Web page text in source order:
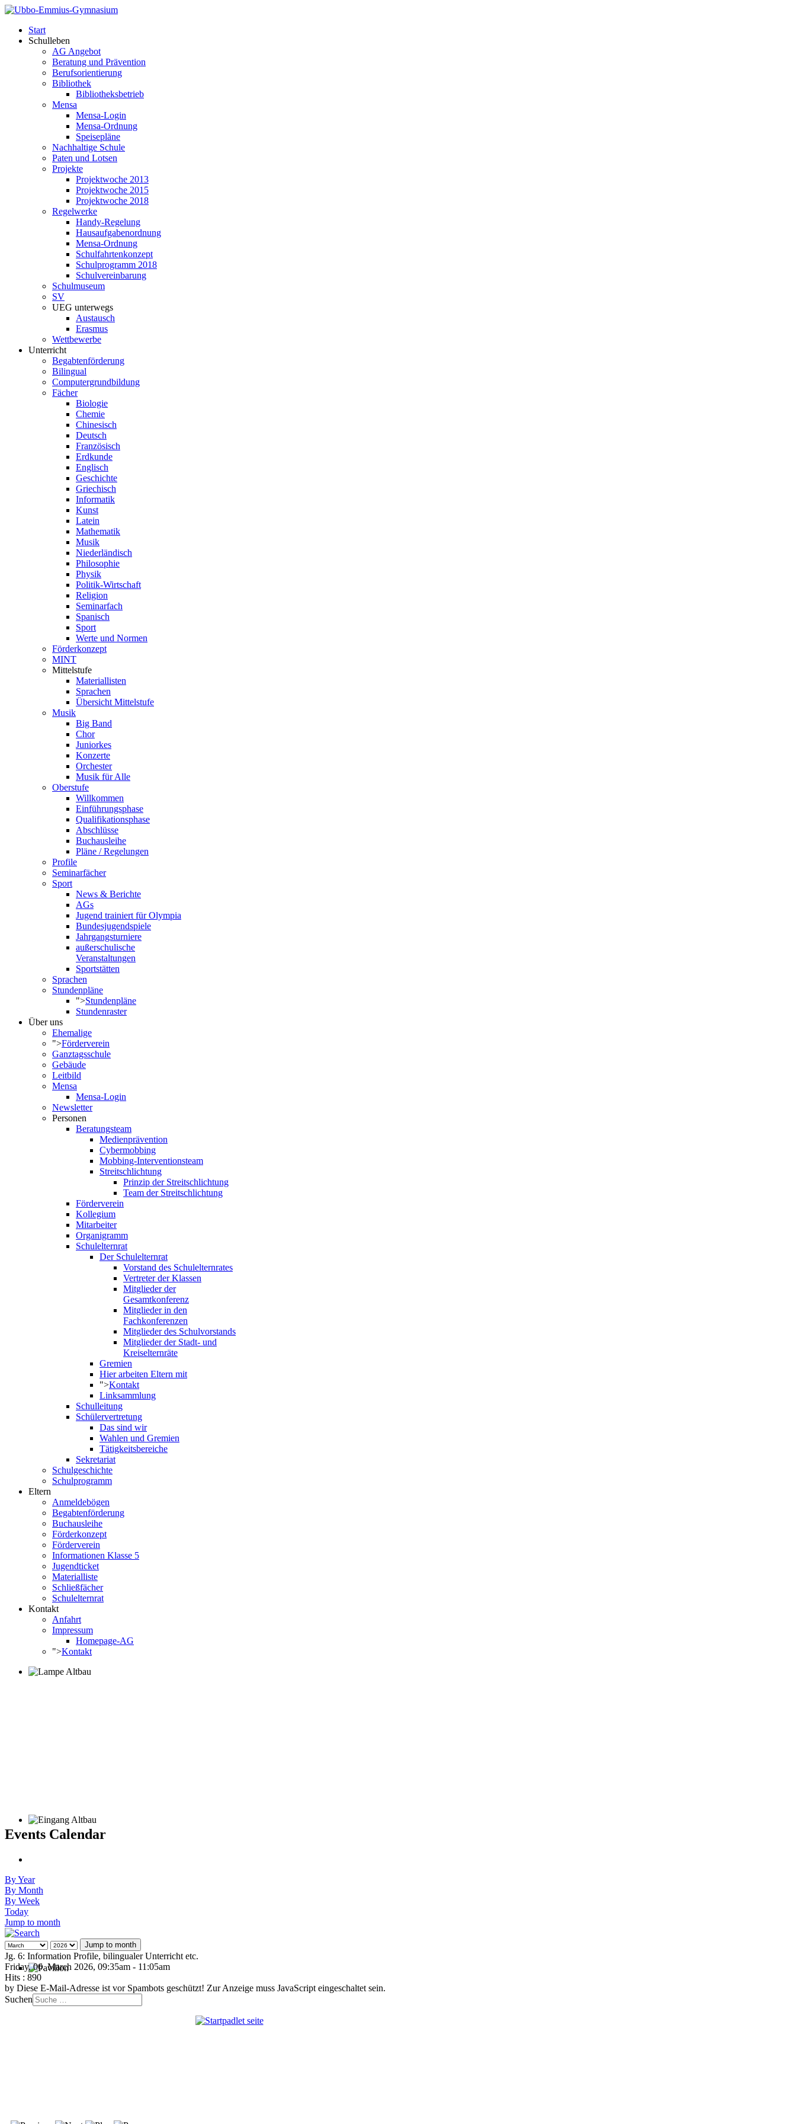
Start
Schulleben
AG Angebot
Beratung und Prävention
Berufsorientierung
Bibliothek
Bibliotheksbetrieb
Mensa
Mensa-Login
Mensa-Ordnung
Speisepläne
Nachhaltige Schule
Paten und Lotsen
Projekte
Projektwoche 2013
Projektwoche 2015
Projektwoche 2018
Regelwerke
Handy-Regelung
Hausaufgabenordnung
Mensa-Ordnung
Schulfahrtenkonzept
Schulprogramm 2018
Schulvereinbarung
Schulmuseum
SV
UEG unterwegs
Austausch
Erasmus
Wettbewerbe
Unterricht
Begabtenförderung
Bilingual
Computergrundbildung
Fächer
Biologie
Chemie
Chinesisch
Deutsch
Französisch
Erdkunde
Englisch
Geschichte
Griechisch
Informatik
Kunst
Latein
Mathematik
Musik
Niederländisch
Philosophie
Physik
Politik-Wirtschaft
Religion
Seminarfach
Spanisch
Sport
Werte und Normen
Förderkonzept
MINT
Mittelstufe
Materiallisten
Sprachen
Übersicht Mittelstufe
Musik
Big Band
Chor
Juniorkes
Konzerte
Orchester
Musik für Alle
Oberstufe
Willkommen
Einführungsphase
Qualifikationsphase
Abschlüsse
Buchausleihe
Pläne / Regelungen
Profile
Seminarfächer
Sport
News & Berichte
AGs
Jugend trainiert für Olympia
Bundesjugendspiele
Jahrgangsturniere
außerschulische
Veranstaltungen
Sportstätten
Sprachen
Stundenpläne
">Stundenpläne
Stundenraster
Über uns
Ehemalige
">Förderverein
Ganztagsschule
Gebäude
Leitbild
Mensa
Mensa-Login
Newsletter
Personen
Beratungsteam
Medienprävention
Cybermobbing
Mobbing-Interventionsteam
Streitschlichtung
Prinzip der Streitschlichtung
Team der Streitschlichtung
Förderverein
Kollegium
Mitarbeiter
Organigramm
Schulelternrat
Der Schulelternrat
Vorstand des Schulelternrates
Vertreter der Klassen
Mitglieder der
Gesamtkonferenz
Mitglieder in den
Fachkonferenzen
Mitglieder des Schulvorstands
Mitglieder der Stadt- und
Kreiselternräte
Gremien
Hier arbeiten Eltern mit
">Kontakt
Linksammlung
Schulleitung
Schülervertretung
Das sind wir
Wahlen und Gremien
Tätigkeitsbereiche
Sekretariat
Schulgeschichte
Schulprogramm
Eltern
Anmeldebögen
Begabtenförderung
Buchausleihe
Förderkonzept
Förderverein
Informationen Klasse 5
Jugendticket
Materialliste
Schließfächer
Schulelternrat
Kontakt
Anfahrt
Impressum
Homepage-AG
">Kontakt
Events Calendar
By Year
By Month
By Week
Today
Jump to month
Jump to month
Jg. 6: Information Profile, bilingualer Unterricht etc.
Friday, 06. March 2026, 09:35am - 11:05am
Hits : 890
by Diese E-Mail-Adresse ist vor Spambots geschützt! Zur Anzeige muss JavaScript eingeschaltet sein.
Suchen